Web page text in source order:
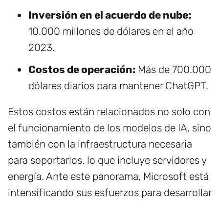
Inversión en el acuerdo de nube:
10.000 millones de dólares en el año
2023.
Costos de operación: Más de 700.000
dólares diarios para mantener ChatGPT.
Estos costos están relacionados no solo con
el funcionamiento de los modelos de IA, sino
también con la infraestructura necesaria
para soportarlos, lo que incluye servidores y
energía. Ante este panorama, Microsoft está
intensificando sus esfuerzos para desarrollar